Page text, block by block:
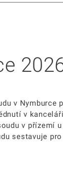
v
v
v přízemí
sestavuje